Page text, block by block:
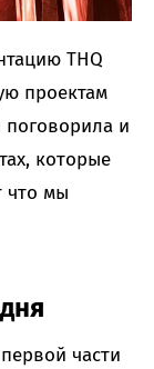
THQ
проектам
поговорила и
которые
что мы
части